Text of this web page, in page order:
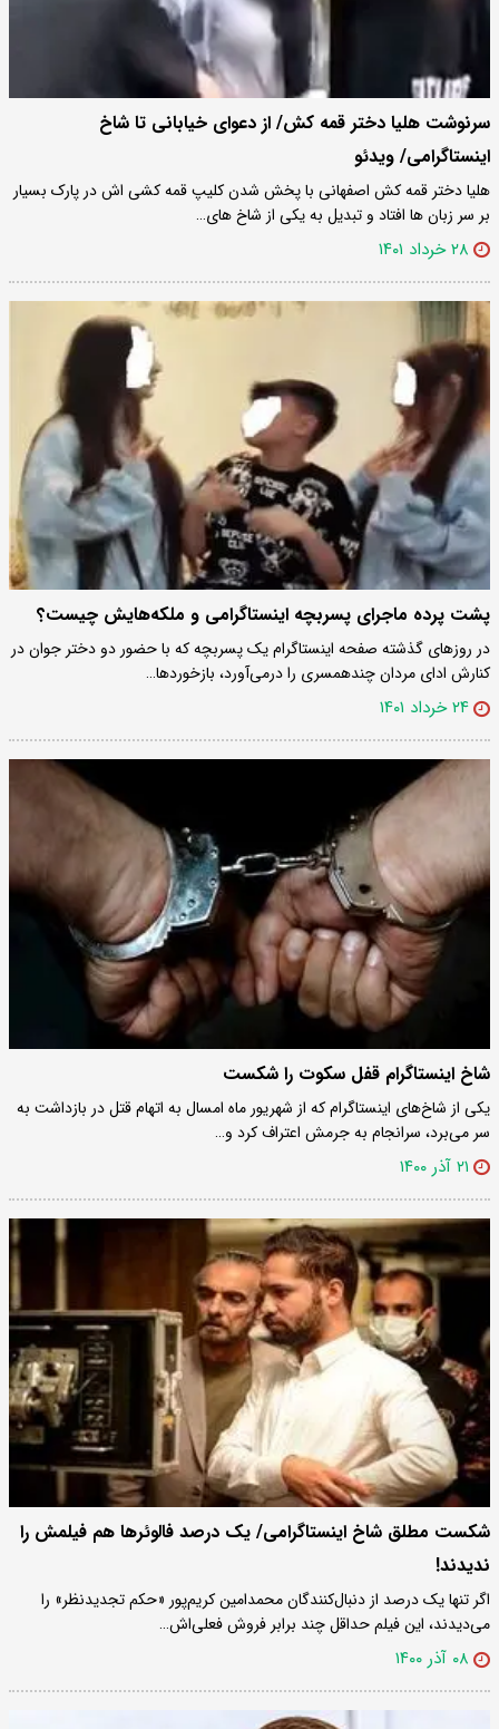
سرنوشت هلیا دختر قمه کش/ از دعوای خیابانی تا شاخ
اینستاگرامی/ ویدئو
هلیا دختر قمه کش اصفهانی با پخش شدن کلیپ قمه کشی اش در پارک بسیار
بر سر زبان ها افتاد و تبدیل به یکی از شاخ های…
۲۸ خرداد ۱۴۰۱
پشت پرده ماجرای پسربچه اینستاگرامی و ملکه‌هایش چیست؟
در روزهای گذشته صفحه اینستاگرام یک پسربچه که با حضور دو دختر جوان در
کنارش ادای مردان چندهمسری را درمی‌آورد، بازخوردها…
۲۴ خرداد ۱۴۰۱
شاخ اینستاگرام قفل سکوت را شکست
یکی از شاخ‌های اینستاگرام که از شهریور ماه امسال به اتهام قتل در بازداشت به
سر می‌برد، سرانجام به جرمش اعتراف کرد و…
۲۱ آذر ۱۴۰۰
شکست مطلق شاخ اینستاگرامی/ یک درصد فالوئرها هم فیلمش را
ندیدند!
اگر تنها یک درصد از دنبال‌کنندگان محمدامین کریم‌پور «حکم تجدیدنظر» را
می‌دیدند، این فیلم حداقل چند برابر فروش فعلی‌اش…
۰۸ آذر ۱۴۰۰